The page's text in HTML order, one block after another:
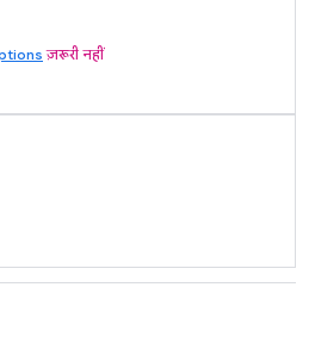
ज़रूरी नहीं